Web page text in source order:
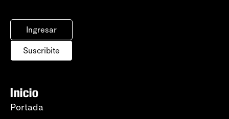
Ingresar
Suscribite
Inicio
Portada